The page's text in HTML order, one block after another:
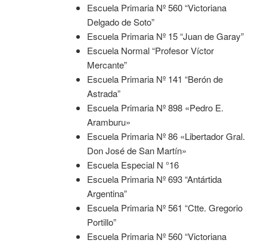
Escuela Primaria Nº 560 “Victoriana
Delgado de Soto”
Escuela Primaria Nº 15 “Juan de Garay”
Escuela Normal “Profesor Víctor
Mercante”
Escuela Primaria Nº 141 “Berón de
Astrada”
Escuela Primaria Nº 898 «Pedro E.
Aramburu»
Escuela Primaria Nº 86 «Libertador Gral.
Don José de San Martín»
Escuela Especial N °16
Escuela Primaria Nº 693 “Antártida
Argentina”
Escuela Primaria Nº 561 “Ctte. Gregorio
Portillo”
Escuela Primaria Nº 560 “Victoriana